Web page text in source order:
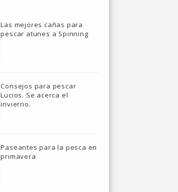
Las mejores cañas para
pescar atunes a Spinning
Consejos para pescar
Lucios. Se acerca el
invierno.
Paseantes para la pesca en
primavera